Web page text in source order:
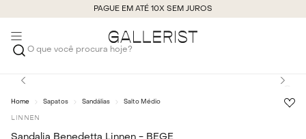
PAGUE EM ATÉ 10X SEM JUROS
O que você procura hoje?
Sapatos Sandálias Salto Médio
LINNEN